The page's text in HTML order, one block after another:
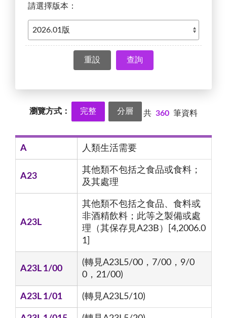
請選擇版本：
查詢
瀏覽方式： 完整 分層 共 360 筆資料
A 人類生活需要
A23
其他類不包括之食品或食料；
及其處理
A23L
其他類不包括之食品、食料或
非酒精飲料；此等之製備或處
理（其保存見A23B）[4,2006.0
1]
A23L 1/00
(轉見A23L5/00，7/00，9/0
0，21/00)
A23L 1/01 (轉見A23L5/10)